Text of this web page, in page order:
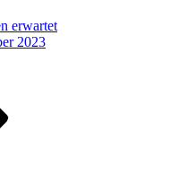
erwartet
2023